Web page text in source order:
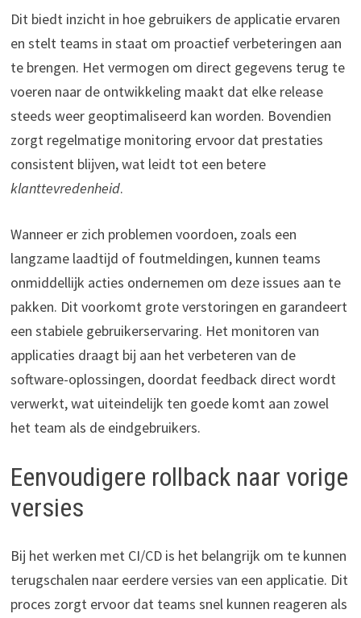
Dit biedt inzicht in hoe gebruikers de applicatie ervaren
en stelt teams in staat om proactief verbeteringen aan
te brengen. Het vermogen om direct gegevens terug te
voeren naar de ontwikkeling maakt dat elke release
steeds weer geoptimaliseerd kan worden. Bovendien
zorgt regelmatige monitoring ervoor dat prestaties
consistent blijven, wat leidt tot een betere
klanttevredenheid.
Wanneer er zich problemen voordoen, zoals een
langzame laadtijd of foutmeldingen, kunnen teams
onmiddellijk acties ondernemen om deze issues aan te
pakken. Dit voorkomt grote verstoringen en garandeert
een stabiele gebruikerservaring. Het monitoren van
applicaties draagt bij aan het verbeteren van de
software-oplossingen, doordat feedback direct wordt
verwerkt, wat uiteindelijk ten goede komt aan zowel
het team als de eindgebruikers.
Eenvoudigere rollback naar vorige
versies
Bij het werken met CI/CD is het belangrijk om te kunnen
terugschalen naar eerdere versies van een applicatie. Dit
proces zorgt ervoor dat teams snel kunnen reageren als